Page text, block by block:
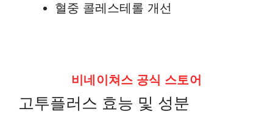
혈중 콜레스테롤 개선
비네이쳐스 공식 스토어
고투플러스 효능 및 성분